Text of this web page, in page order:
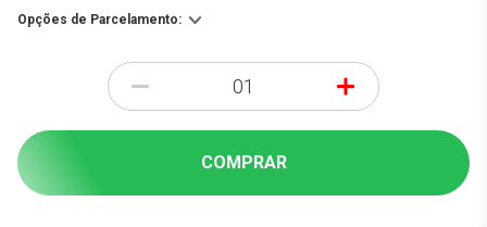
Opções de Parcelamento:
- +
COMPRAR